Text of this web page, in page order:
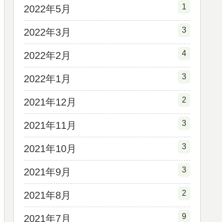
2022年5月 1
2022年3月 3
2022年2月 4
2022年1月 3
2021年12月 2
2021年11月 3
2021年10月 3
2021年9月 3
2021年8月 2
2021年7月 9